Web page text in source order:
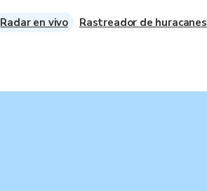
Radar en vivo Rastreador de huracanes